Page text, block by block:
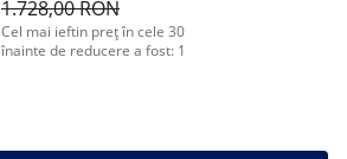
1.728,00 RON
Cel mai ieftin preț în cele 30 de zile
înainte de reducere a fost: 1.699,00 RON